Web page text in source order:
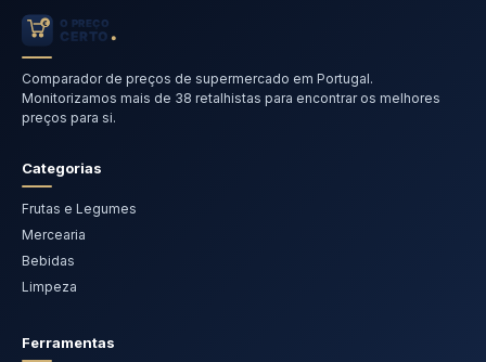
Comparador de preços de supermercado em Portugal.
Monitorizamos mais de 38 retalhistas para encontrar os melhores
preços para si.
Categorias
Frutas e Legumes
Mercearia
Bebidas
Limpeza
Ferramentas